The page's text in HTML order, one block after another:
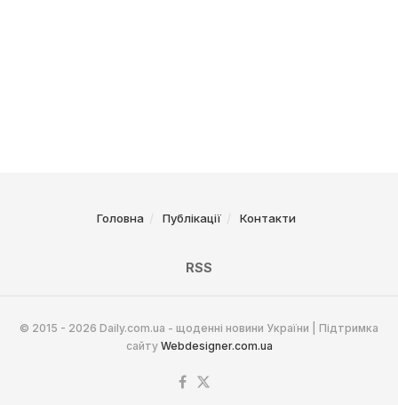
Головна Публікації Контакти
RSS
© 2015 - 2026 Daily.com.ua - щоденні новини України | Підтримка
сайту Webdesigner.com.ua